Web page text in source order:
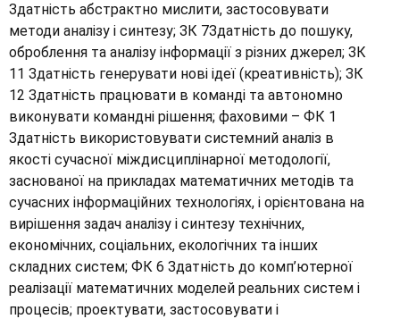
Здатність абстрактно мислити, застосовувати
методи аналізу і синтезу; ЗК 7Здатність до пошуку,
оброблення та аналізу інформації з різних джерел; ЗК
11 Здатність генерувати нові ідеї (креативність); ЗК
12 Здатність працювати в команді та автономно
виконувати командні рішення; фаховими – ФК 1
Здатність використовувати системний аналіз в
якості сучасної міждисциплінарної методології,
заснованої на прикладах математичних методів та
сучасних інформаційних технологіях, і орієнтована на
вирішення задач аналізу і синтезу технічних,
економічних, соціальних, екологічних та інших
складних систем; ФК 6 Здатність до комп’ютерної
реалізації математичних моделей реальних систем і
процесів; проектувати, застосовувати і